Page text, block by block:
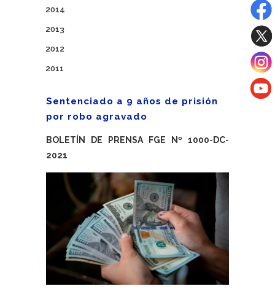
2014
2013
2012
2011
Sentenciado a 9 años de prisión
por robo agravado
BOLETÍN DE PRENSA FGE Nº 1000-DC-
2021